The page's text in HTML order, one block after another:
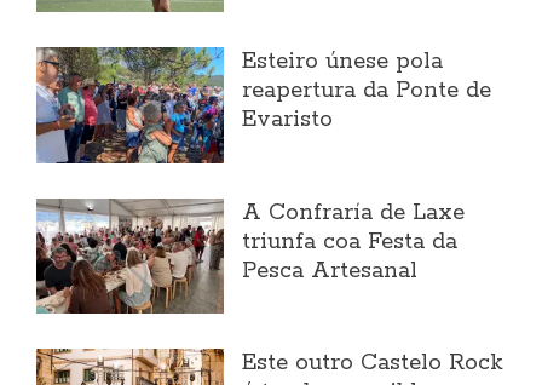
Esteiro únese pola
reapertura da Ponte de
Evaristo
A Confraría de Laxe
triunfa coa Festa da
Pesca Artesanal
Este outro Castelo Rock